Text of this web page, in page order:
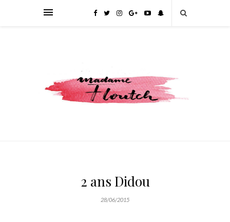
2 ans Didou
28/06/2015